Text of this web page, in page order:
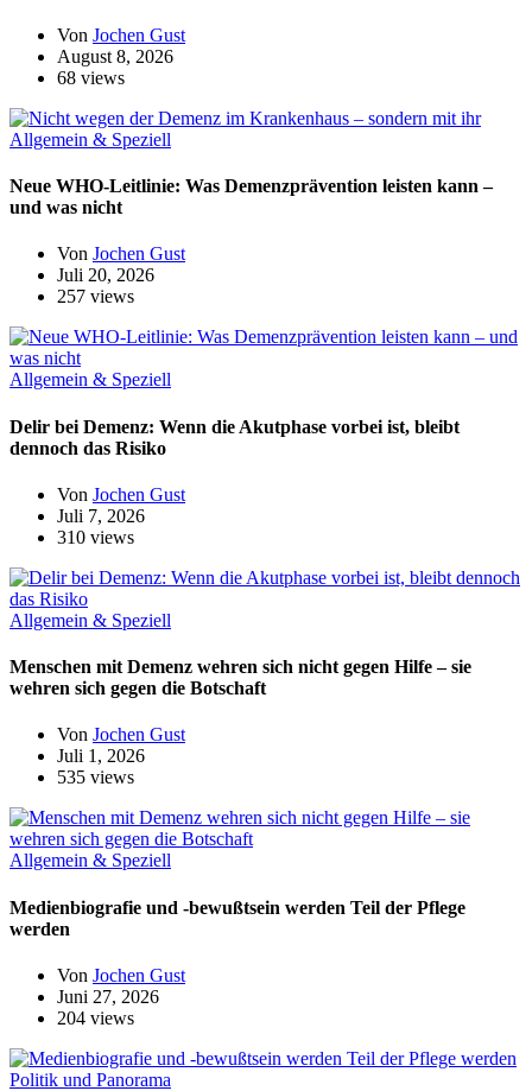
Von Jochen Gust
August 8, 2026
68 views
Allgemein & Speziell
Neue WHO-Leitlinie: Was Demenzprävention leisten kann –
und was nicht
Von Jochen Gust
Juli 20, 2026
257 views
Allgemein & Speziell
Delir bei Demenz: Wenn die Akutphase vorbei ist, bleibt
dennoch das Risiko
Von Jochen Gust
Juli 7, 2026
310 views
Allgemein & Speziell
Menschen mit Demenz wehren sich nicht gegen Hilfe – sie
wehren sich gegen die Botschaft
Von Jochen Gust
Juli 1, 2026
535 views
Allgemein & Speziell
Medienbiografie und -bewußtsein werden Teil der Pflege
werden
Von Jochen Gust
Juni 27, 2026
204 views
Politik und Panorama